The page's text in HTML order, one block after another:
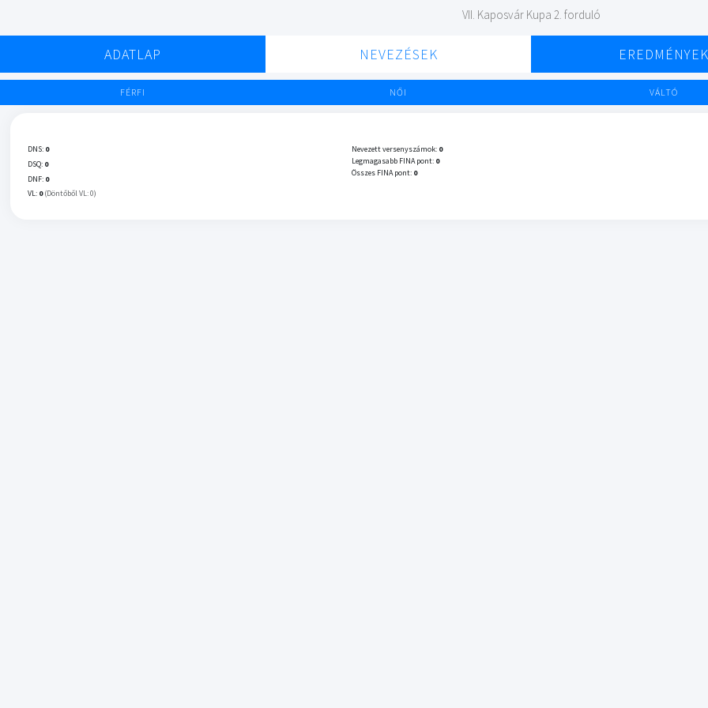
VII. Kaposvár Kupa 2. forduló
ADATLAP NEVEZÉSEK EREDMÉNYEK
FÉRFI NŐI VÁLTÓ
DNS: 0
DSQ: 0
DNF: 0
VL: 0 (Döntőből VL: 0)
Nevezett versenyszámok: 0
Legmagasabb FINA pont: 0
Összes FINA pont: 0